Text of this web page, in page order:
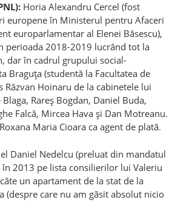
Horia Alexandru Cercel (fost
europene în Ministerul pentru Afaceri
europarlamentar al Elenei Băsescu),
perioada 2018-2019 lucrând tot la
dar în cadrul grupului social-
Braguța (studentă la Facultatea de
Răzvan Hoinaru de la cabinetele lui
Rareș Bogdan, Daniel Buda,
Falcă, Mircea Hava și Dan Motreanu.
Maria Cioara ca agent de plată.
Daniel Nedelcu (preluat din mandatul
2013 pe lista consilierilor lui Valeriu
un apartament de la stat de la
(despre care nu am găsit absolut nicio